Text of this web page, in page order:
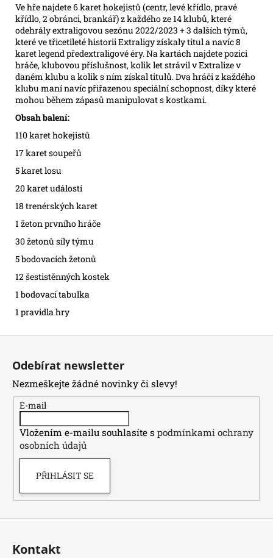
Ve hře najdete 6 karet hokejistů (centr, levé křídlo, pravé
křídlo, 2 obránci, brankář) z každého ze 14 klubů, které
odehrály extraligovou sezónu 2022/2023 + 3 dalších týmů,
které ve třicetileté historii Extraligy získaly titul a navíc 8
karet legend předextraligové éry. Na kartách najdete pozici
hráče, klubovou příslušnost, kolik let strávil v Extralize v
daném klubu a kolik s ním získal titulů. Dva hráči z každého
klubu maní navíc přiřazenou speciální schopnost, díky které
mohou během zápasů manipulovat s kostkami.
Obsah balení:
110 karet hokejistů
17 karet soupeřů
5 karet losu
20 karet událostí
18 trenérských karet
1 žeton prvního hráče
30 žetonů síly týmu
5 bodovacích žetonů
12 šestistěnných kostek
1 bodovací tabulka
1 pravidla hry
Z
Odebírat newsletter
Nezmeškejte žádné novinky či slevy!
E-mail
Vložením e-mailu souhlasíte s podmínkami ochrany
osobních údajů
PŘIHLÁSIT SE
Kontakt